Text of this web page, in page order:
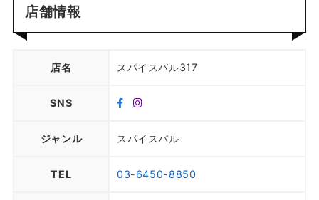
店舗情報
店名 スパイスバル317
SNS
ジャンル スパイスバル
TEL 03-6450-8850